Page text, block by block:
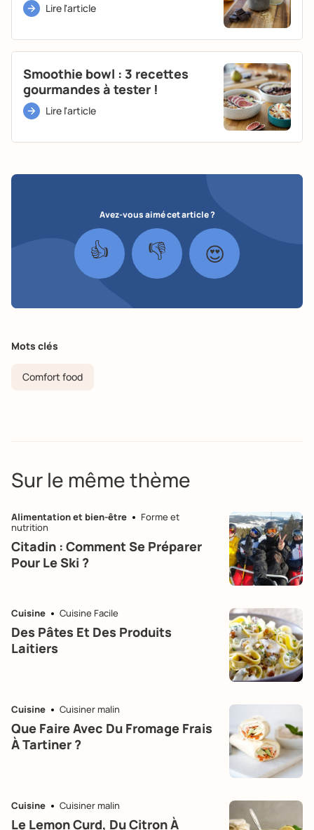
Lire l'article
Smoothie bowl : 3 recettes
gourmandes à tester !
Lire l'article
Avez-vous aimé cet article ?
👍 👎 😍
Mots clés
Comfort food
Sur le même thème
Alimentation et bien-être
Forme et
nutrition
Citadin : Comment Se Préparer
Pour Le Ski ?
Cuisine Cuisine Facile
Des Pâtes Et Des Produits
Laitiers
Cuisine Cuisiner malin
Que Faire Avec Du Fromage Frais
À Tartiner ?
Cuisine Cuisiner malin
Le Lemon Curd, Du Citron À